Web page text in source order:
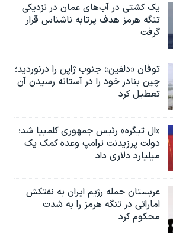
یک کشتی در آب‌های عمان در نزدیکی
تنگه هرمز هدف پرتابه ناشناس قرار
گرفت
توفان «دلفین» جنوب ژاپن را درنوردید؛
چین بنادر خود را در آستانه رسیدن آن
تعطیل کرد
«ال تیگره» رئیس جمهوری کلمبیا شد؛
دولت پرزیدنت ترامپ وعده کمک یک
میلیارد دلاری داد
عربستان حمله رژیم ایران به نفتکش
اماراتی در تنگه هرمز را به‌ شدت
محکوم کرد